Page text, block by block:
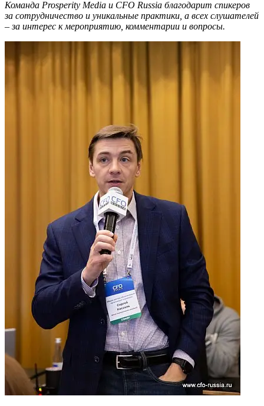
Команда Prosperity Media и CFO Russia благодарит спикеров
за сотрудничество и уникальные практики, а всех слушателей
– за интерес к мероприятию, комментарии и вопросы.